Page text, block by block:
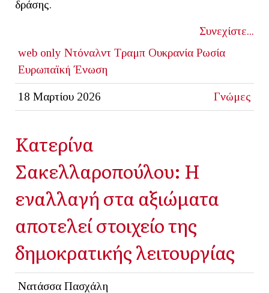
δράσης.
Συνεχίστε...
web only Ντόναλντ Τραμπ Ουκρανία Ρωσία
Ευρωπαϊκή Ένωση
18 Μαρτίου 2026 Γνώμες
Κατερίνα
Σακελλαροπούλου: Η
εναλλαγή στα αξιώματα
αποτελεί στοιχείο της
δημοκρατικής λειτουργίας
Νατάσσα Πασχάλη